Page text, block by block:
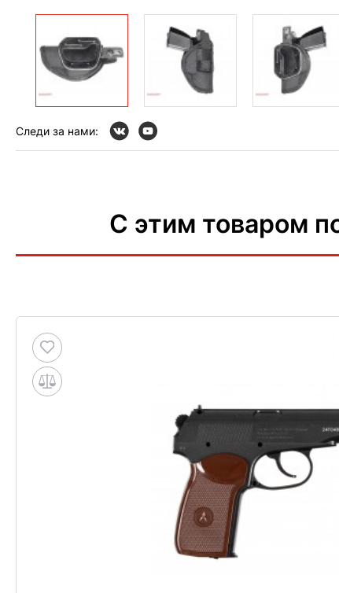
Следи за нами:
С этим товаром